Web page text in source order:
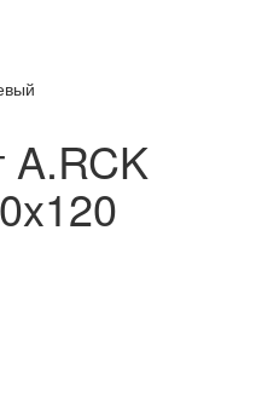
A.RCK